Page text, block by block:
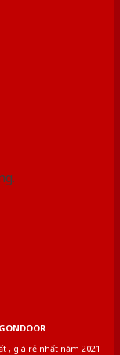
, giá rẻ nhất năm 2021